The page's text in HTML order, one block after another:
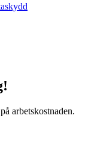
arbetskostnaden.